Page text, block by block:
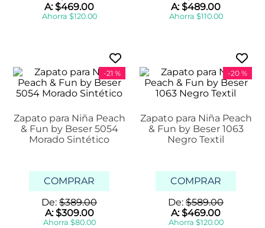
A:$469.00
Ahorra $120.00
A:$489.00
Ahorra $110.00
-21 %
Zapato para Niña Peach
& Fun by Beser 5054
Morado Sintético
COMPRAR
De: $389.00
A:$309.00
Ahorra $80.00
-20 %
Zapato para Niña Peach
& Fun by Beser 1063
Negro Textil
COMPRAR
De: $589.00
A:$469.00
Ahorra $120.00